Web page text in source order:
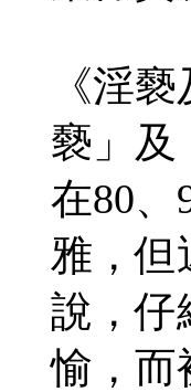
《淫
褻」及
在80
雅，但
說，仔
愉，而